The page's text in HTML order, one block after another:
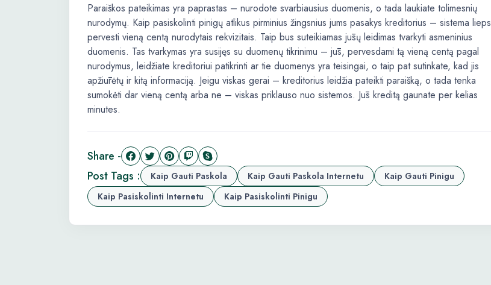
Paraiškos pateikimas yra paprastas – nurodote svarbiausius duomenis, o tada laukiate tolimesnių
nurodymų. Kaip pasiskolinti pinigų atlikus pirminius žingsnius jums pasakys kreditorius – sistema lieps
pervesti vieną centą nurodytais rekvizitais. Taip bus suteikiamas jūsų leidimas tvarkyti asmeninius
duomenis. Tas tvarkymas yra susijęs su duomenų tikrinimu – jūs, pervesdami tą vieną centą pagal
nurodymus, leidžiate kreditoriui patikrinti ar tie duomenys yra teisingai, o taip pat sutinkate, kad jis
apžiūrėtų ir kitą informaciją. Jeigu viskas gerai – kreditorius leidžia pateikti paraišką, o tada tenka
sumokėti dar vieną centą arba ne – viskas priklauso nuo sistemos. Jūs kreditą gaunate per kelias
minutes.
Share -
Post Tags :
Kaip Gauti Paskola Kaip Gauti Paskola Internetu
Kaip Gauti Pinigu
Kaip Pasiskolinti Internetu
Kaip Pasiskolinti Pinigu